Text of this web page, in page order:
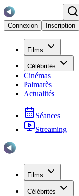
Connexion
Inscription
Films
Célébrités
Cinémas
Palmarès
Actualités
Séances
Streaming
Films
Célébrités